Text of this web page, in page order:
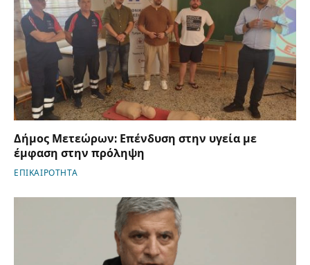
Δήμος Μετεώρων: Επένδυση στην υγεία με
έμφαση στην πρόληψη
ΕΠΙΚΑΙΡΟΤΗΤΑ